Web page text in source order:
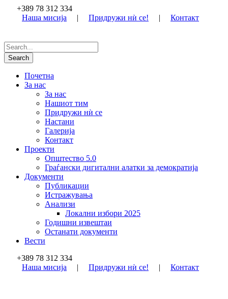
+389 78 312 334
Наша мисија
| Придружи нѝ се! | Контакт
Почетна
За нас
За нас
Нашиот тим
Придружи нѝ се
Настани
Галерија
Контакт
Проекти
Општество 5.0
Граѓански дигитални алатки за демократија
Документи
Публикации
Истражувања
Анализи
Локални избори 2025
Годишни извештаи
Останати документи
Вести
+389 78 312 334
Наша мисија
| Придружи нѝ се! | Контакт